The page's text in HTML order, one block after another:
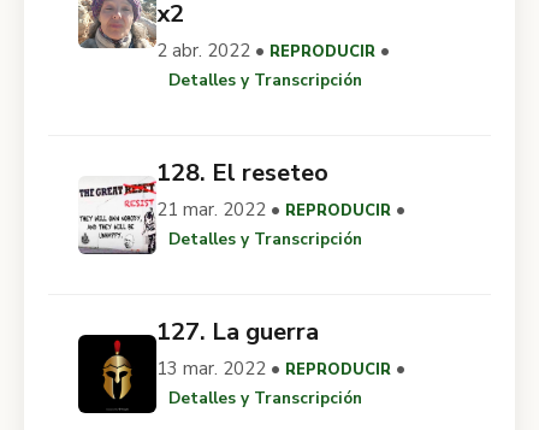
x2
2 abr. 2022 • REPRODUCIR •
Detalles y Transcripción
128. El reseteo
21 mar. 2022 • REPRODUCIR •
Detalles y Transcripción
127. La guerra
13 mar. 2022 • REPRODUCIR •
Detalles y Transcripción